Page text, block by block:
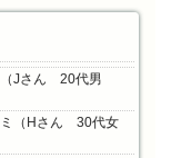
Jさん 20代男
（Hさん 30代女